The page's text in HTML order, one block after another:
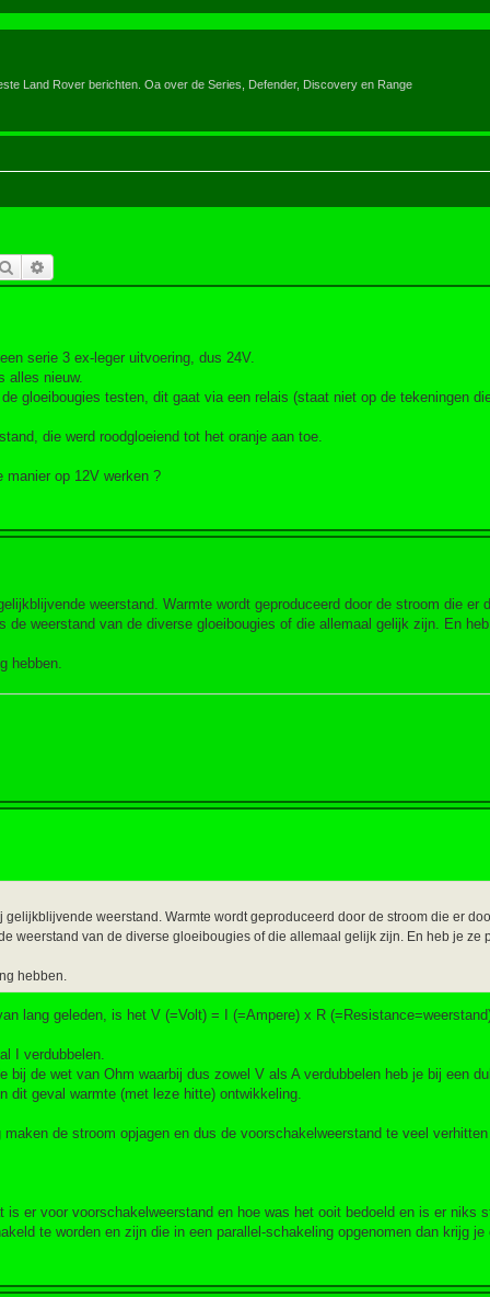
Land Rover berichten. Oa over de Series, Defender, Discovery en Range
Zoek
serie 3 ex-leger uitvoering, dus 24V.
alles nieuw.
gloeibougies testen, dit gaat via een relais (staat niet op de tekeningen
die werd roodgloeiend tot het oranje aan toe.
manier op 12V werken ?
weerstand. Warmte wordt geproduceerd door de stroom die er
de weerstand van de diverse gloeibougies of die allemaal gelijk zijn. En
hebben.
weerstand. Warmte wordt geproduceerd door de stroom die er
weerstand van de diverse gloeibougies of die allemaal gelijk zijn. En heb je ze
hebben.
lang geleden, is het V (=Volt) = I (=Ampere) x R
I verdubbelen.
de wet van Ohm waarbij dus zowel V als A verdubbelen heb je bij een
dit geval warmte (met leze hitte) ontwikkeling.
de stroom opjagen en dus de voorschakelweerstand te veel
er voor voorschakelweerstand en hoe was het ooit bedoeld en is er niks
te worden en zijn die in een parallel-schakeling opgenomen dan krijg